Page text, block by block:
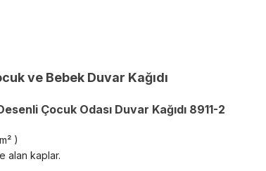
ve Bebek Duvar Kağıdı
Çocuk Odası Duvar Kağıdı 8911-2
)
alan kaplar.